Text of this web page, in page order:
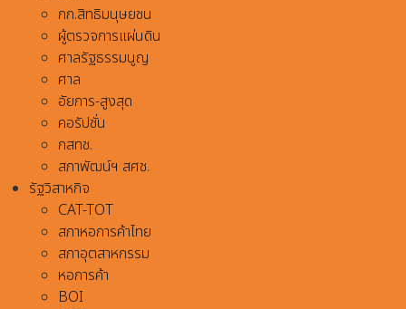
กก.สิทธิมนุษยชน
ผู้ตรวจการแผ่นดิน
ศาลรัฐธรรมนูญ
ศาล
อัยการ-สูงสุด
คอรัปชั่น
กสทช.
สภาพัฒน์ฯ สศช.
รัฐวิสาหกิจ
CAT-TOT
สภาหอการค้าไทย
สภาอุตสาหกรรม
หอการค้า
BOI